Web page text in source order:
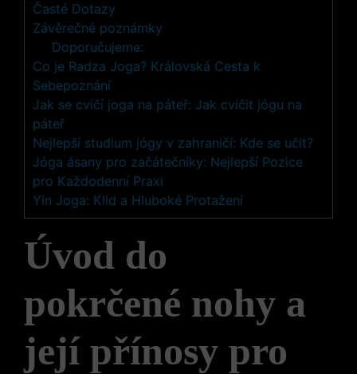
Časté Dotazy
Závěrečné poznámky
Doporučujeme:
Co je Radza Joga? Královská Cesta k
Sebepoznání
Jak se cvičí joga na páteř: Jak cvičit jógu na
páteř
Nejlepší studium jógy v zahraničí: Kde se učit?
Jóga ásany pro začátečníky: Nejlepší Pozice
pro Každodenní Praxi
Yin Joga: Klid a Hluboké Protažení
Úvod do
pokrčené nohy a
její přínosy pro